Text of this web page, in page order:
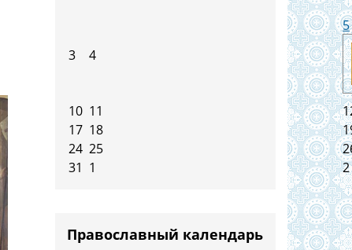
3 4
5
10 11
17 18
24 25
31 1 2
Православный календарь